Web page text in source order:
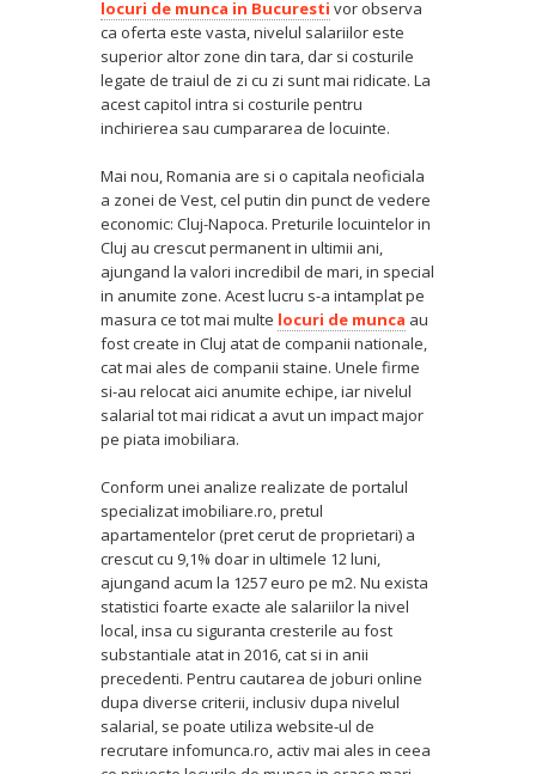
locuri de munca in Bucuresti vor observa
ca oferta este vasta, nivelul salariilor este
superior altor zone din tara, dar si costurile
legate de traiul de zi cu zi sunt mai ridicate. La
acest capitol intra si costurile pentru
inchirierea sau cumpararea de locuinte.
Mai nou, Romania are si o capitala neoficiala
a zonei de Vest, cel putin din punct de vedere
economic: Cluj-Napoca. Preturile locuintelor in
Cluj au crescut permanent in ultimii ani,
ajungand la valori incredibil de mari, in special
in anumite zone. Acest lucru s-a intamplat pe
masura ce tot mai multe locuri de munca au
fost create in Cluj atat de companii nationale,
cat mai ales de companii staine. Unele firme
si-au relocat aici anumite echipe, iar nivelul
salarial tot mai ridicat a avut un impact major
pe piata imobiliara.
Conform unei analize realizate de portalul
specializat imobiliare.ro, pretul
apartamentelor (pret cerut de proprietari) a
crescut cu 9,1% doar in ultimele 12 luni,
ajungand acum la 1257 euro pe m2. Nu exista
statistici foarte exacte ale salariilor la nivel
local, insa cu siguranta cresterile au fost
substantiale atat in 2016, cat si in anii
precedenti. Pentru cautarea de joburi online
dupa diverse criterii, inclusiv dupa nivelul
salarial, se poate utiliza website-ul de
recrutare infomunca.ro, activ mai ales in ceea